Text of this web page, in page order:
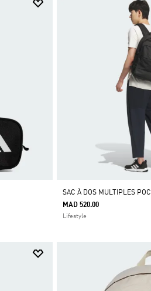
SAC À DOS MULTIPLES
MAD 520.00
Lifestyle